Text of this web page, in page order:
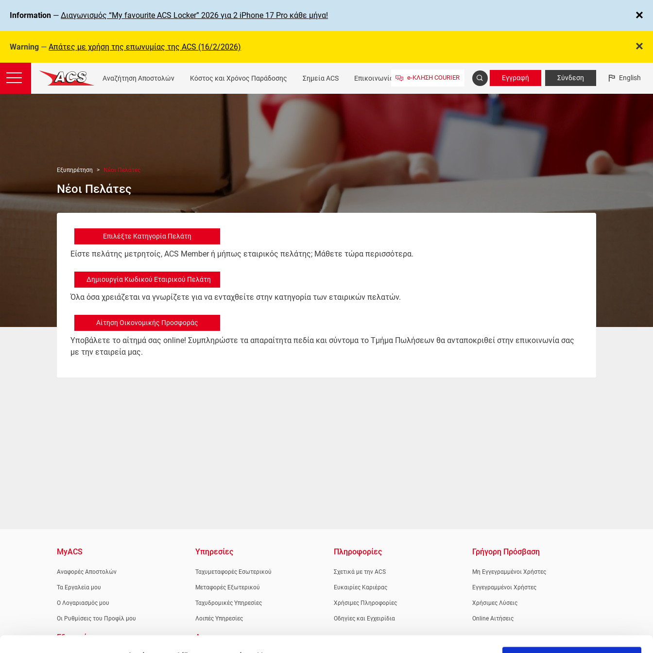
Information —Διαγωνισμός “My favourite ACS Locker” 2026 για 2 iPhone 17 Pro κάθε μήνα!
Warning —Απάτες με χρήση της επωνυμίας της ΑCS (16/2/2026)
Αναζήτηση Αποστολών Κόστος και Χρόνος Παράδοσης Σημεία ACS Επικοινωνία e-ΚΛΗΣΗ COURIER Εγγραφή Σύνδεση English
Εξυπηρέτηση Νέοι Πελάτες
Νέοι Πελάτες
Επιλέξτε Κατηγορία Πελάτη
Είστε πελάτης μετρητοίς, ACS Member ή μήπως εταιρικός πελάτης; Μάθετε τώρα περισσότερα.
Δημιουργία Κωδικού Εταιρικού Πελάτη
Όλα όσα χρειάζεται να γνωρίζετε για να ενταχθείτε στην κατηγορία των εταιρικών πελατών.
Αίτηση Οικονομικής Προσφοράς
Υποβάλετε το αίτημά σας online! Συμπληρώστε τα απαραίτητα πεδία και σύντομα το Τμήμα Πωλήσεων θα ανταποκριθεί στην επικοινωνία σας
με την εταιρεία μας.
MyACS
Αναφορές Αποστολών
Τα Εργαλεία μου
Ο Λογαριασμός μου
Οι Ρυθμίσεις του Προφίλ μου
Υπηρεσίες
Ταχυμεταφορές Εσωτερικού
Μεταφορές Εξωτερικού
Ταχυδρομικές Υπηρεσίες
Λοιπές Υπηρεσίες
Πληροφορίες
Σχετικά με την ACS
Ευκαιρίες Καριέρας
Χρήσιμες Πληροφορίες
Οδηγίες και Εγχειρίδια
Γρήγορη Πρόσβαση
Μη Εγγεγραμμένοι Χρήστες
Εγγεγραμμένοι Χρήστες
Χρήσιμες Λύσεις
Online Αιτήσεις
Εξυπηρέτηση Apps